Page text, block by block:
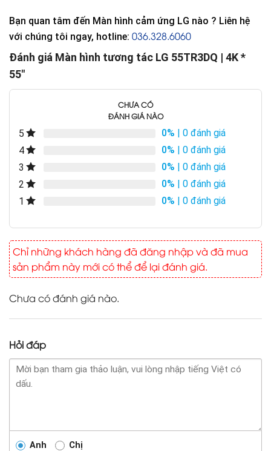
Bạn quan tâm đến Màn hình cảm ứng LG nào ? Liên hệ
với chúng tôi ngay, hotline: 036.328.6060
Đánh giá Màn hình tương tác LG 55TR3DQ | 4K *
55″
CHƯA CÓ
ĐÁNH GIÁ NÀO
5 0% | 0 đánh giá
4
0% | 0 đánh giá
3
0% | 0 đánh giá
2
0% | 0 đánh giá
1
0% | 0 đánh giá
Chỉ những khách hàng đã đăng nhập và đã mua
sản phẩm này mới có thể để lại đánh giá.
Chưa có đánh giá nào.
Hỏi đáp
Anh Chị